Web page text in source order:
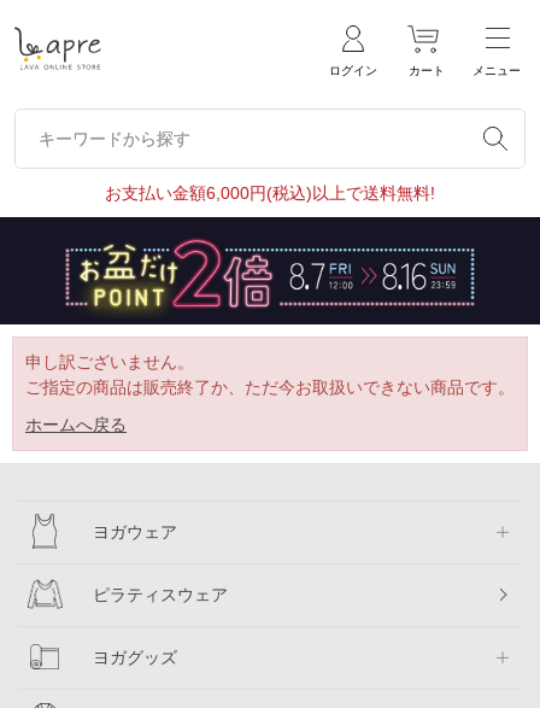
ログイン カート メニュー
キーワードから探す
キーワードから探す
お支払い金額6,000円(税込)以上で送料無料!
申し訳ございません。
ご指定の商品は販売終了か、ただ今お取扱いできない商品です。
ホームへ戻る
ヨガウェア
ピラティスウェア
ヨガグッズ